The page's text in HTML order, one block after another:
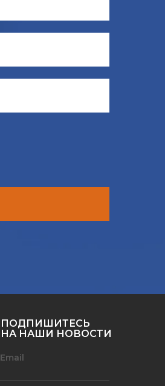
ПОДПИШИТЕСЬ
НА НАШИ НОВОСТИ
Email